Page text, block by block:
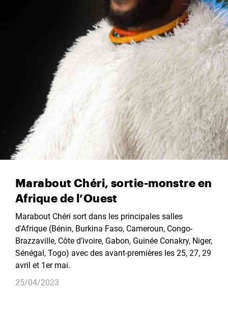
Marabout Chéri, sortie-monstre en
Afrique de l’Ouest
Marabout Chéri sort dans les principales salles
d'Afrique (Bénin, Burkina Faso, Cameroun, Congo-
Brazzaville, Côte d’ivoire, Gabon, Guinée Conakry, Niger,
Sénégal, Togo) avec des avant-premières les 25, 27, 29
avril et 1er mai.
25/04/2023